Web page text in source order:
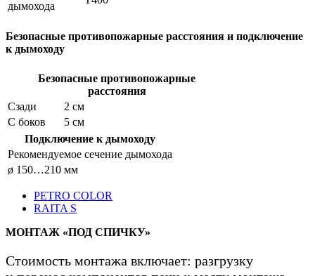
дымохода
Безопасные противопожарные расстояния и подключение
к дымоходу
Безопасные противопожарные
расстояния
Сзади
2 см
С боков
5 см
Подключение к дымоходу
Рекомендуемое сечение дымохода
ø 150…210 мм
PETRO COLOR
RAITA S
МОНТАЖ «ПОД СПИЧКУ»
Стоимость монтажа включает: разгрузку